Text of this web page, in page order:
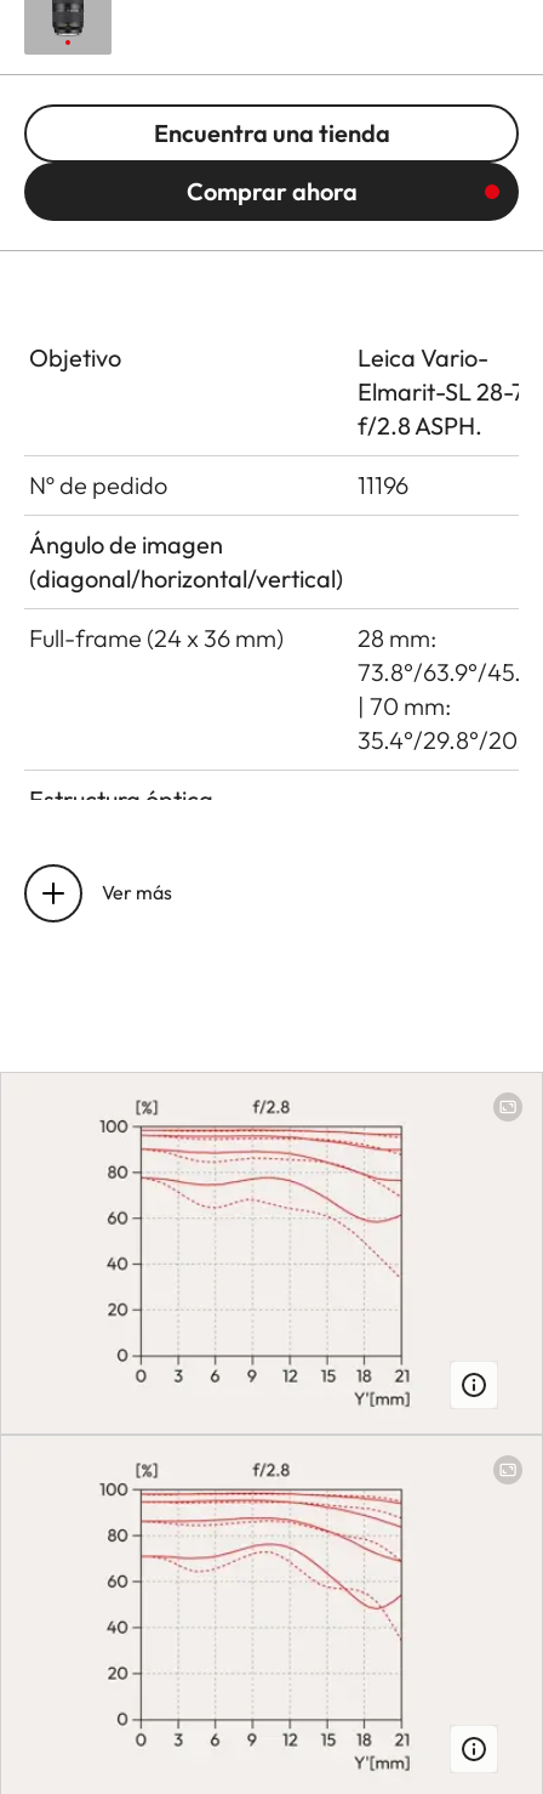
Encuentra una tienda
Comprar ahora
Objetivo
Leica Vario-
Elmarit-SL 28-70
f/2.8 ASPH.
Nº de pedido
11196
Ángulo de imagen
(diagonal/horizontal/vertical)
Full-frame (24 x 36 mm)
28 mm:
73.8°/63.9°/45.2°
| 70 mm:
35.4°/29.8°/20.1°
Estructura óptica
Número de lentes/Enlaces
Posición de la pupila de
∞ | 70 mm: 0.38
Enfoque
Opcionalmente
automático
(Autofoco) o
manual, los
modos de
funcionamiento
se ajustan en la
Campo de imagen mínimo
Full-frame: 28
mm: 79.2 mm x
118.9 mm | 70
109.9 mm x 164.8
mm
Escala máxima
28 mm: 1:3.3 | 70
mm: 1:4.6
Ver más